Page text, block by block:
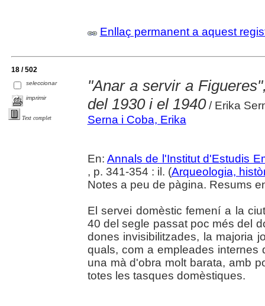
Enllaç permanent a aquest
18 / 502
seleccionar
imprimir
Text complet
"Anar a servir a
del 1930 i el 1940/ Erika
Serna i Coba, Erika
En:Annals de l'Institut d'Estudis
, p. 341-354 : il. (Arqueologia,
Notes a peu de pàgina. Resums
El servei domèstic femení a la
40 del segle passat poc més del
dones invisibilitzades, la majoria
quals, com a empleades
una mà d'obra molt barata, amb
totes les tasques domèstiques.